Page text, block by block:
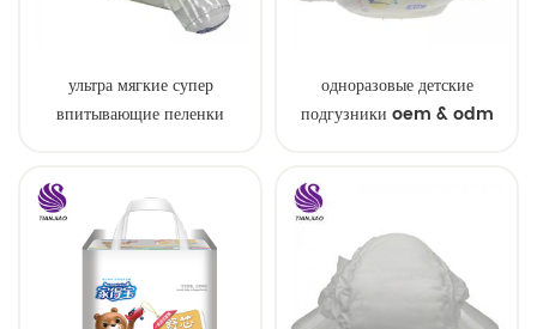
ультра мягкие супер
впитывающие пеленки
одноразовые детские
подгузники oem & odm